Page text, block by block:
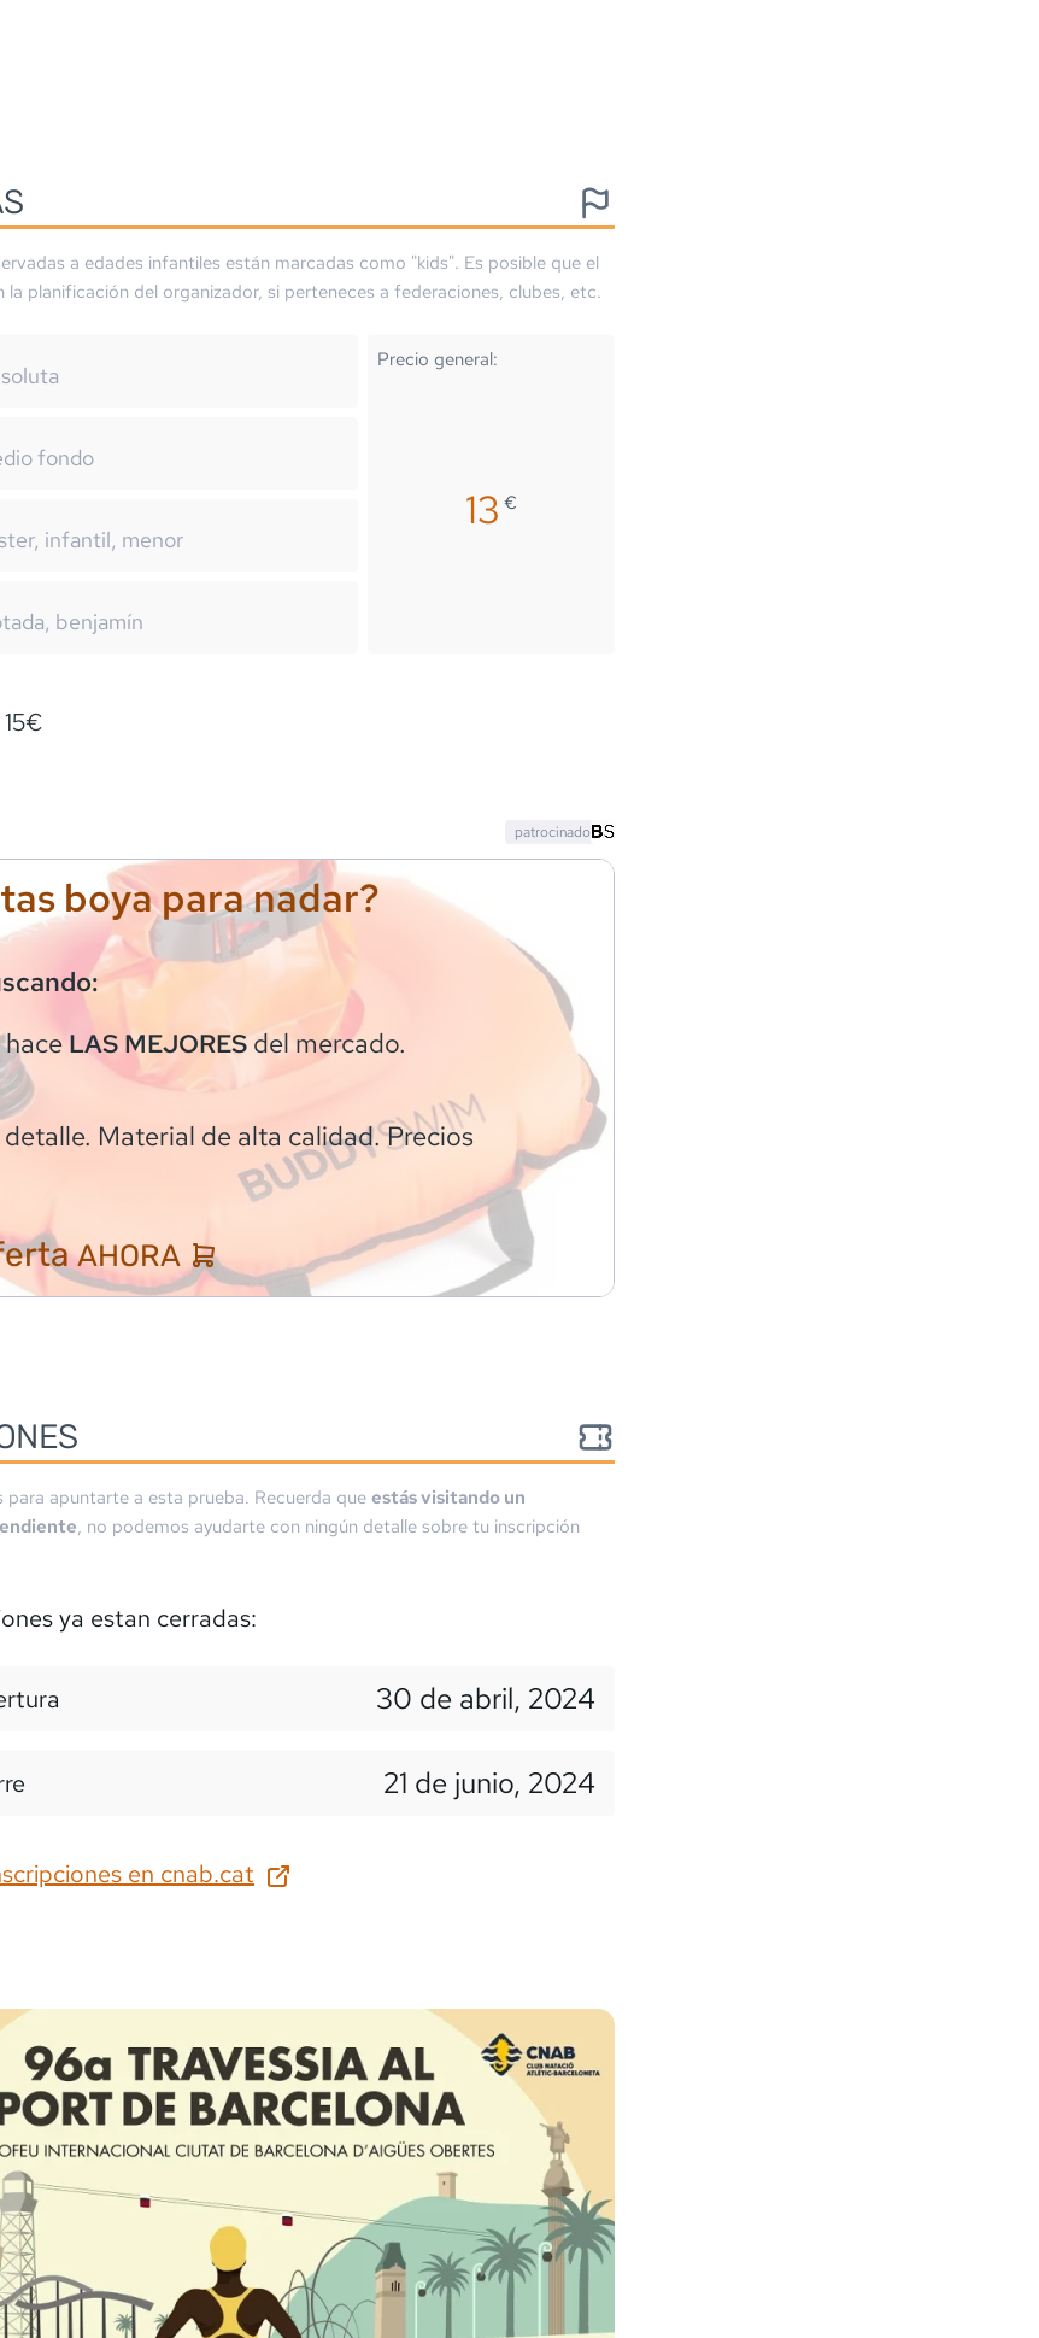
a edades infantiles están marcadas como "kids". Es posible que el
la planificación del organizador, si perteneces a federaciones, clubes, etc.
fondo
infantil, menor
benjamín
Precio general:
13€
boya para nadar?
haceLAS MEJORESdel mercado.
detalle. Material de alta calidad. Precios
AHORA
patrocinado
para apuntarte a esta prueba. Recuerda que estás visitando un
, no podemos ayudarte con ningún detalle sobre tu inscripción
ya estan cerradas:
30 de abril, 2024
21 de junio, 2024
en cnab.cat